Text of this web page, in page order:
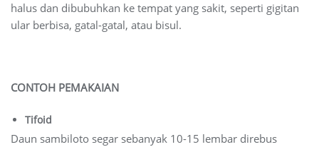
halus dan dibubuhkan ke tempat yang sakit, seperti gigitan
ular berbisa, gatal-gatal, atau bisul.
CONTOH PEMAKAIAN
Tifoid
Daun sambiloto segar sebanyak 10-15 lembar direbus